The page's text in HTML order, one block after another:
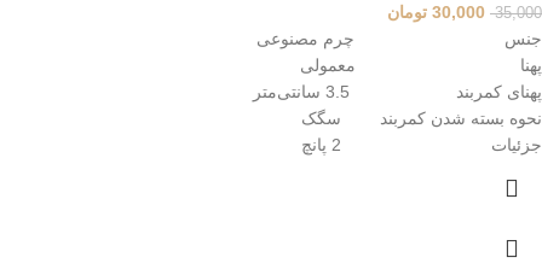
35,000
30,000 تومان
جنس چرم مصنوعی
پهنا معمولی
پهنای کمربند 3.5 سانتی‌متر
نحوه بسته شدن کمربند سگک
جزئیات 2 پانچ